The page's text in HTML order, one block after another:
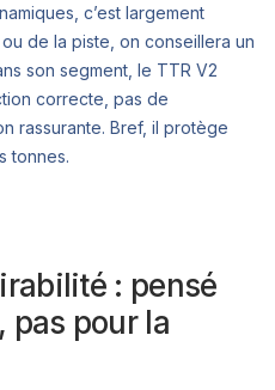
c’est largement
de la piste, on conseillera un
son segment, le TTR V2
correcte, pas de
rassurante. Bref, il protège
tonnes.
: pensé
pas pour la